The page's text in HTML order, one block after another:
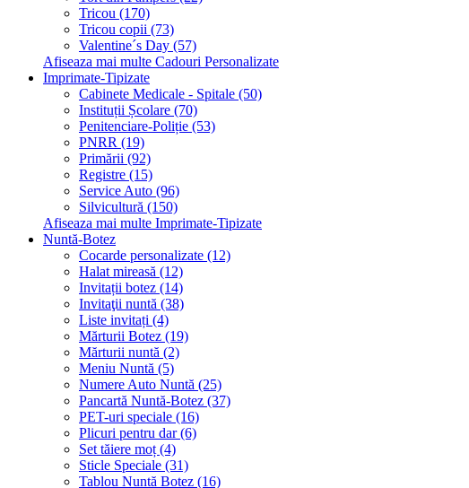
Tricou (170)
Tricou copii (73)
Valentine´s Day (57)
Afiseaza mai multe Cadouri Personalizate
Imprimate-Tipizate
Cabinete Medicale - Spitale (50)
Instituții Școlare (70)
Penitenciare-Poliție (53)
PNRR (19)
Primării (92)
Registre (15)
Service Auto (96)
Silvicultură (150)
Afiseaza mai multe Imprimate-Tipizate
Nuntă-Botez
Cocarde personalizate (12)
Halat mireasă (12)
Invitații botez (14)
Invitaţii nuntă (38)
Liste invitați (4)
Mărturii Botez (19)
Mărturii nuntă (2)
Meniu Nuntă (5)
Numere Auto Nuntă (25)
Pancartă Nuntă-Botez (37)
PET-uri speciale (16)
Plicuri pentru dar (6)
Set tăiere moț (4)
Sticle Speciale (31)
Tablou Nuntă Botez (16)